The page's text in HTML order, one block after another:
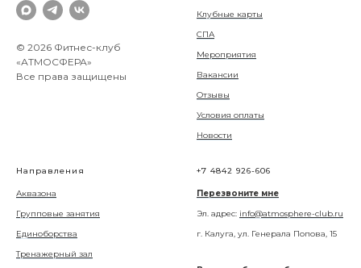
© 2026 Фитнес-клуб
«АТМОСФЕРА»
Все права защищены
Клубные карты
СПА
Мероприятия
Вакансии
Отзывы
Условия оплаты
Новости
Направления
Аквазона
Групповые занятия
Единоборства
Тренажерный зал
+7 4842 926-606
Перезвоните мне
Эл. адрес: info@atmosphere-club.ru
г. Калуга, ул. Генерала Попова, 15